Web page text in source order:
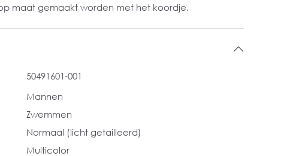
maat gemaakt worden met het koordje.
50491601-001
Mannen
Zwemmen
Normaal (licht getailleerd)
Multicolor